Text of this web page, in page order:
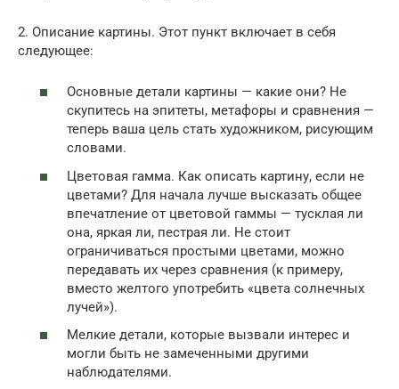
2. Описание картины. Этот пункт включает в себя
следующее:
Основные детали картины — какие они? Не
скупитесь на эпитеты, метафоры и сравнения —
теперь ваша цель стать художником, рисующим
словами.
Цветовая гамма. Как описать картину, если не
цветами? Для начала лучше высказать общее
впечатление от цветовой гаммы — тусклая ли
она, яркая ли, пестрая ли. Не стоит
ограничиваться простыми цветами, можно
передавать их через сравнения (к примеру,
вместо желтого употребить «цвета солнечных
лучей»).
Мелкие детали, которые вызвали интерес и
могли быть не замеченными другими
наблюдателями.